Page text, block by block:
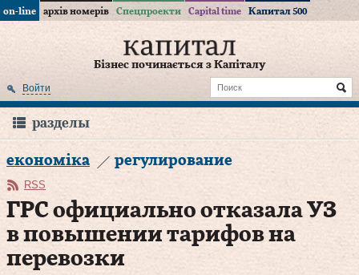
on-line архів номерів Спецпроекти Capital time Капитал 500
Бізнес починається з Капіталу
Войти
разделы
економіка регулирование
RSS
ГРС официально отказала УЗ
в повышении тарифов на
перевозки